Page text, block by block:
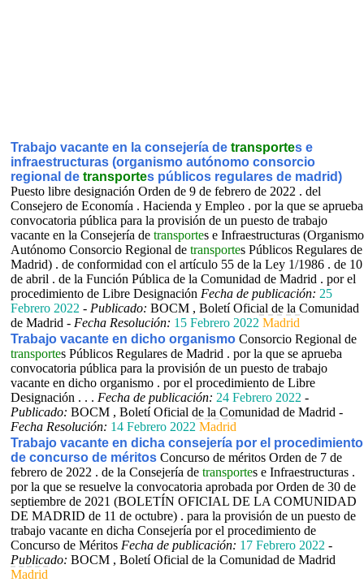
Trabajo vacante en la consejería de transportes e
infraestructuras (organismo autónomo consorcio
regional de transportes públicos regulares de madrid)
Puesto libre designación Orden de 9 de febrero de 2022 . del
Consejero de Economía . Hacienda y Empleo . por la que se aprueba
convocatoria pública para la provisión de un puesto de trabajo
vacante en la Consejería de transportes e Infraestructuras (Organismo
Autónomo Consorcio Regional de transportes Públicos Regulares de
Madrid) . de conformidad con el artículo 55 de la Ley 1/1986 . de 10
de abril . de la Función Pública de la Comunidad de Madrid . por el
procedimiento de Libre Designación Fecha de publicación: 25
Febrero 2022 - Publicado: BOCM , Boletí Oficial de la Comunidad
de Madrid - Fecha Resolución: 15 Febrero 2022 Madrid
Trabajo vacante en dicho organismo Consorcio Regional de
transportes Públicos Regulares de Madrid . por la que se aprueba
convocatoria pública para la provisión de un puesto de trabajo
vacante en dicho organismo . por el procedimiento de Libre
Designación . . . Fecha de publicación: 24 Febrero 2022 -
Publicado: BOCM , Boletí Oficial de la Comunidad de Madrid -
Fecha Resolución: 14 Febrero 2022 Madrid
Trabajo vacante en dicha consejería por el procedimiento
de concurso de méritos Concurso de méritos Orden de 7 de
febrero de 2022 . de la Consejería de transportes e Infraestructuras .
por la que se resuelve la convocatoria aprobada por Orden de 30 de
septiembre de 2021 (BOLETÍN OFICIAL DE LA COMUNIDAD
DE MADRID de 11 de octubre) . para la provisión de un puesto de
trabajo vacante en dicha Consejería por el procedimiento de
Concurso de Méritos Fecha de publicación: 17 Febrero 2022 -
Publicado: BOCM , Boletí Oficial de la Comunidad de Madrid
Madrid